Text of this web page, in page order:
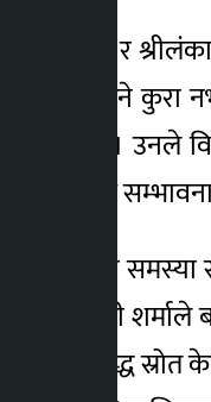
शर्माले नेपाल र
समेत तुलना हुने
नदिने बताए ।
अथाह
नीतिमा नै समस्या
पर्ने मन्त्री
युद्ध स्रोत